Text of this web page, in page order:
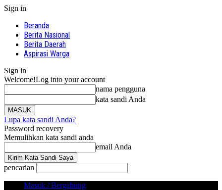
Sign in
Beranda
Berita Nasional
Berita Daerah
Aspirasi Warga
Sign in
Welcome!Log into your account
nama pengguna
kata sandi Anda
Lupa kata sandi Anda?
Password recovery
Memulihkan kata sandi anda
email Anda
pencarian
Masuk / Bergabung